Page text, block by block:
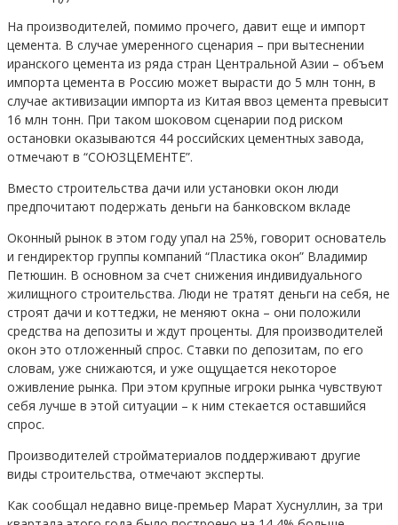
На производителей, помимо прочего, давит еще и импорт
цемента. В случае умеренного сценария – при вытеснении
иранского цемента из ряда стран Центральной Азии – объем
импорта цемента в Россию может вырасти до 5 млн тонн, в
случае активизации импорта из Китая ввоз цемента превысит
16 млн тонн. При таком шоковом сценарии под риском
остановки оказываются 44 российских цементных завода,
отмечают в “СОЮЗЦЕМЕНТЕ”.
Вместо строительства дачи или установки окон люди
предпочитают подержать деньги на банковском вкладе
Оконный рынок в этом году упал на 25%, говорит основатель
и гендиректор группы компаний “Пластика окон” Владимир
Петюшин. В основном за счет снижения индивидуального
жилищного строительства. Люди не тратят деньги на себя, не
строят дачи и коттеджи, не меняют окна – они положили
средства на депозиты и ждут проценты. Для производителей
окон это отложенный спрос. Ставки по депозитам, по его
словам, уже снижаются, и уже ощущается некоторое
оживление рынка. При этом крупные игроки рынка чувствуют
себя лучше в этой ситуации – к ним стекается оставшийся
спрос.
Производителей стройматериалов поддерживают другие
виды строительства, отмечают эксперты.
Как сообщал недавно вице-премьер Марат Хуснуллин, за три